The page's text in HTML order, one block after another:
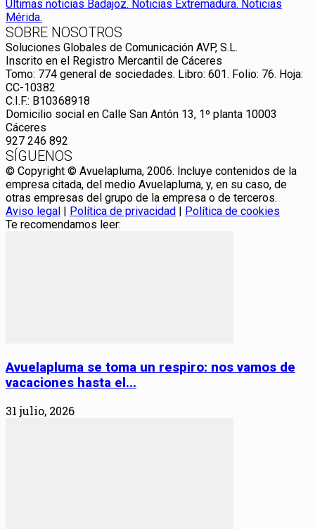
SOBRE NOSOTROS
Soluciones Globales de Comunicación AVP, S.L.
Inscrito en el Registro Mercantil de Cáceres
Tomo: 774 general de sociedades. Libro: 601. Folio: 76. Hoja:
CC-10382
C.I.F.: B10368918
Domicilio social en Calle San Antón 13, 1º planta 10003
Cáceres
927 246 892
SÍGUENOS
© Copyright © Avuelapluma, 2006. Incluye contenidos de la
empresa citada, del medio Avuelapluma, y, en su caso, de
otras empresas del grupo de la empresa o de terceros.
Aviso legal | Política de privacidad | Política de cookies
Te recomendamos leer:
Avuelapluma se toma un respiro: nos vamos de
vacaciones hasta el...
31 julio, 2026